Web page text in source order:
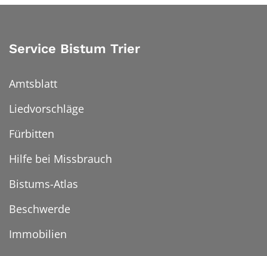
Service Bistum Trier
Amtsblatt
Liedvorschläge
Fürbitten
Hilfe bei Missbrauch
Bistums-Atlas
Beschwerde
Immobilien